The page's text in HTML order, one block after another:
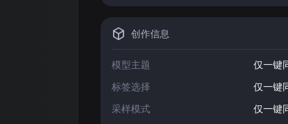
创作信息
模型主题
仅一键
标签选择
仅一键
采样模式
仅一键